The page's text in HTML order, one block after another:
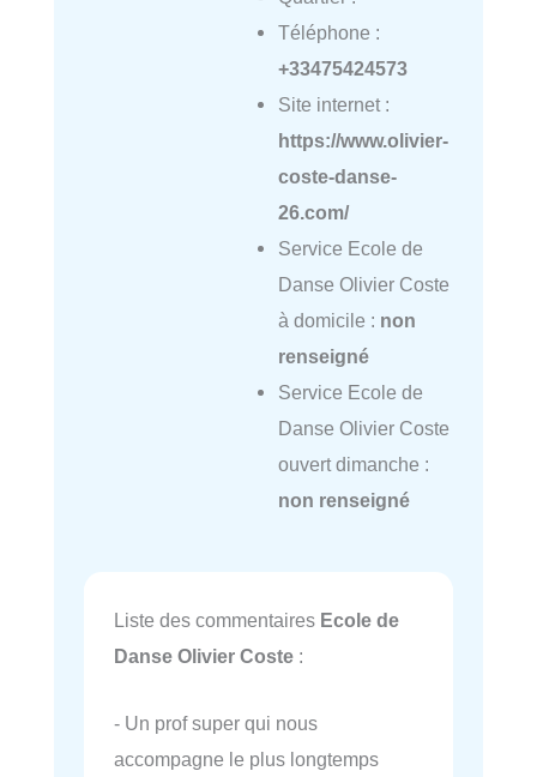
Téléphone :
+33475424573
Site internet :
https://www.olivier-
coste-danse-
26.com/
Service Ecole de
Danse Olivier Coste
à domicile : non
renseigné
Service Ecole de
Danse Olivier Coste
ouvert dimanche :
non renseigné
Liste des commentaires Ecole de
Danse Olivier Coste :
- Un prof super qui nous
accompagne le plus longtemps